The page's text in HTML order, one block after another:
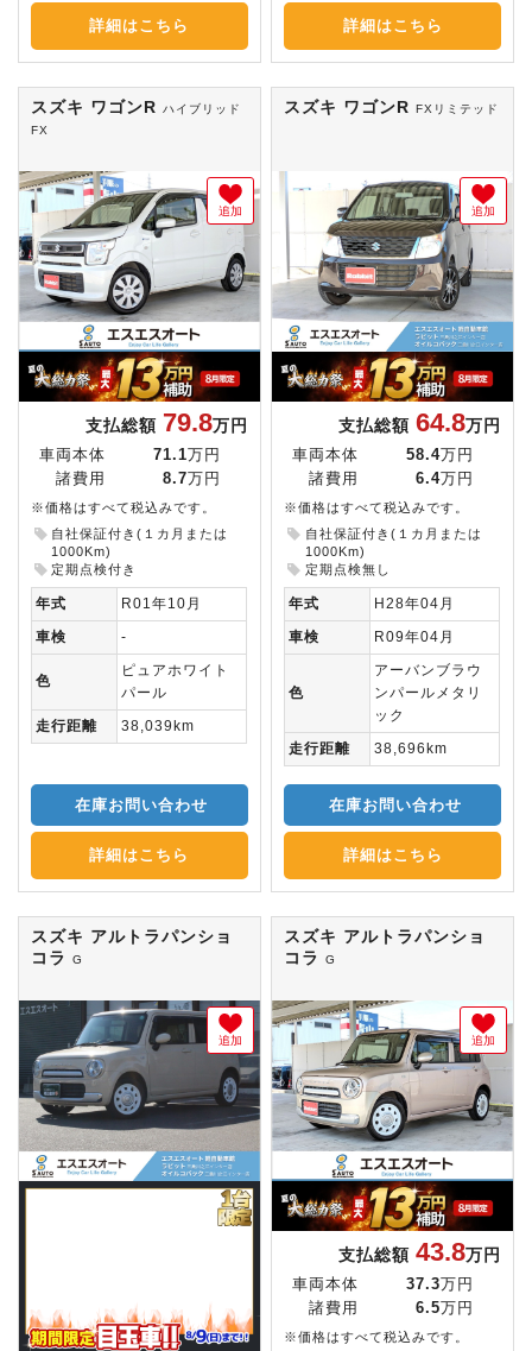
詳細はこちら 詳細はこちら
スズキ ワゴンR ハイブリッド
FX
追加
支払総額 79.8万円
車両本体 71.1万円
諸費用
8.7万円
※価格はすべて税込みです。
自社保証付き(１カ月または
1000Km)
定期点検付き
年式
R01年10月
車検
-
色
ピュアホワイト
パール
走行距離
38,039km
在庫お問い合わせ
詳細はこちら
スズキ ワゴンRFXリミテッド
追加
支払総額 64.8万円
車両本体 58.4万円
諸費用
6.4万円
※価格はすべて税込みです。
自社保証付き(１カ月または
1000Km)
定期点検無し
年式
H28年04月
車検
R09年04月
色
アーバンブラウ
ンパールメタリ
ック
走行距離
38,696km
在庫お問い合わせ
詳細はこちら
スズキ アルトラパンショ
コラ
G
追加
スズキ アルトラパンショ
コラG
追加
支払総額 43.8万円
車両本体 37.3 万円
諸費用
6.5 万円
※価格はすべて税込みです。